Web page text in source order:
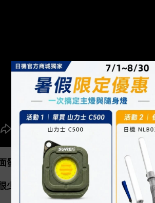
發光照明燈，燈具發光均勻自然，適
少，適合多種場合照明。